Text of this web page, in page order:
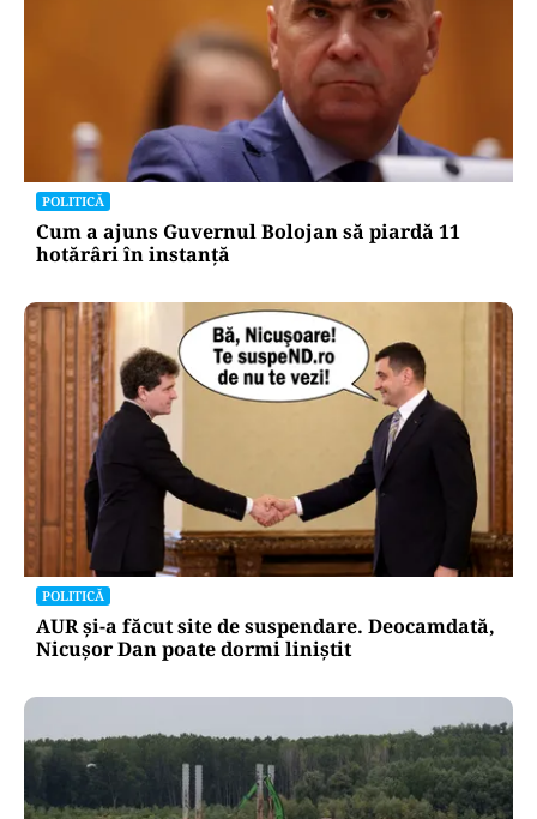
POLITICĂ
Cum a ajuns Guvernul Bolojan să piardă 11
hotărâri în instanță
POLITICĂ
AUR și-a făcut site de suspendare. Deocamdată,
Nicușor Dan poate dormi liniștit